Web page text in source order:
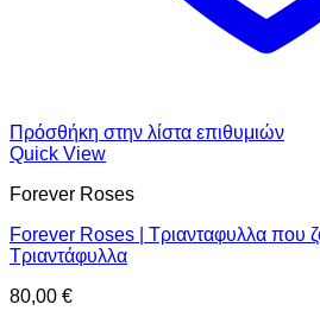
Πρόσθήκη στην λίστα επιθυμιών
Quick View
Forever Roses
Forever Roses | Τριανταφυλλα που
Τριαντάφυλλα
80,00 €